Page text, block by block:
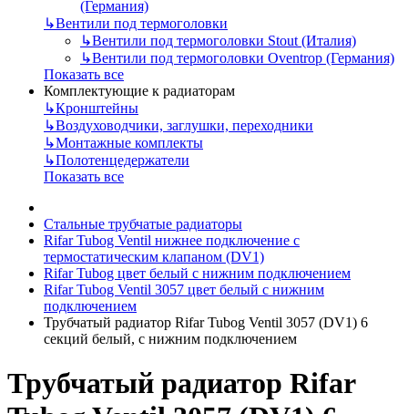
(Германия)
↳Вентили под термоголовки
↳Вентили под термоголовки Stout (Италия)
↳Вентили под термоголовки Oventrop (Германия)
Показать все
Комплектующие к радиаторам
↳Кронштейны
↳Воздуховодчики, заглушки, переходники
↳Монтажные комплекты
↳Полотенцедержатели
Показать все
Стальные трубчатые радиаторы
Rifar Tubog Ventil нижнее подключение с
термостатическим клапаном (DV1)
Rifar Tubog цвет белый с нижним подключением
Rifar Tubog Ventil 3057 цвет белый с нижним
подключением
Трубчатый радиатор Rifar Tubog Ventil 3057 (DV1) 6
секций белый, с нижним подключением
Трубчатый радиатор Rifar